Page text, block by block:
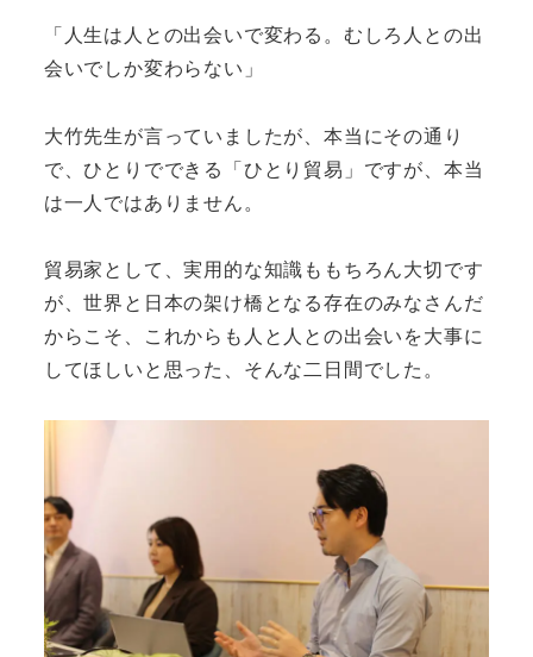
「人生は人との出会いで変わる。むしろ人との出
会いでしか変わらない」
大竹先生が言っていましたが、本当にその通り
で、ひとりでできる「ひとり貿易」ですが、本当
は一人ではありません。
貿易家として、実用的な知識ももちろん大切です
が、世界と日本の架け橋となる存在のみなさんだ
からこそ、これからも人と人との出会いを大事に
してほしいと思った、そんな二日間でした。